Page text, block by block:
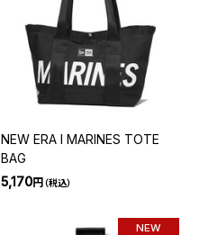
NEW ERA I MARINES TOTE
BAG
5,170円（税込）
NEW